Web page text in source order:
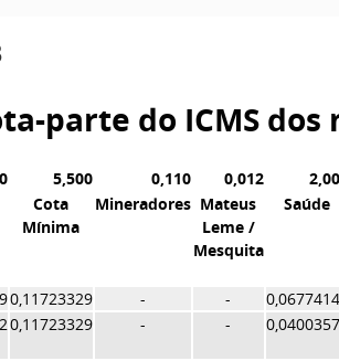
parte do ICMS dos
5,500 0,110 0,012
Cota
Mínima
Mineradores Mateus
Leme /
Mesquita
Saúde
0,11723329 - -
0,11723329 - -